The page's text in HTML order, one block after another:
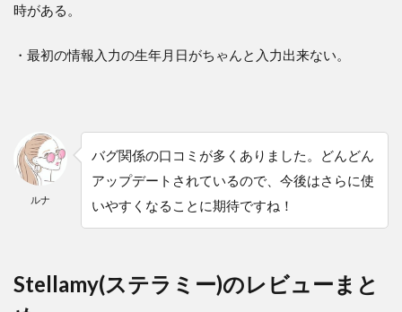
時がある。
・最初の情報入力の生年月日がちゃんと入力出来ない。
ルナ
バグ関係の口コミが多くありました。どんどん
アップデートされているので、今後はさらに使
いやすくなることに期待ですね！
Stellamy(ステラミー)のレビューまと